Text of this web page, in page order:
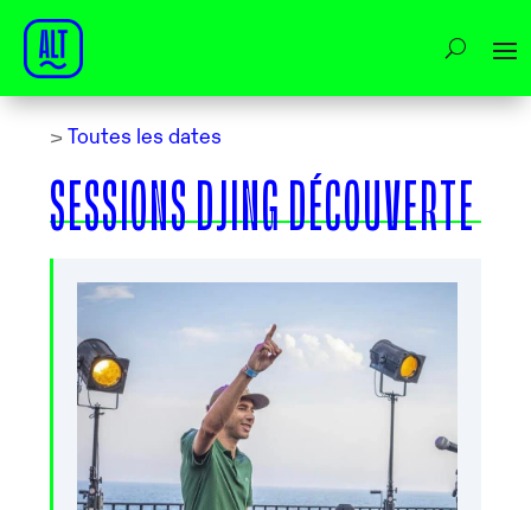
> Toutes les dates
SESSIONS DJING DÉCOUVERTE